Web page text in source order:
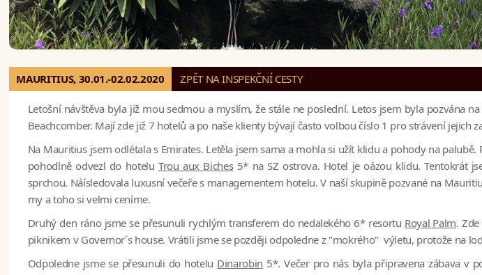
MAURITIUS, 30.01.-02.02.2020 ZPĚT NA INSPEKČNÍ CESTY
Letošní návštěva byla již mou sedmou a myslím, že stále ne poslední. Letos jsem byla
Beachcomber. Mají zde již 7 hotelů a po naše klienty bývají často volbou číslo 1 pro strávení jejich
Na Mauritius jsem odlétala s Emirates. Letěla jsem sama a mohla si užít klidu a pohody na
pohodlně odvezl do hotelu Trou aux Biches5* na SZ ostrova. Hotel je oázou klidu. Tentokrát
sprchou. Náísledovala luxusní večeře s managementem hotelu. V naší skupině pozvané na
my a toho si velmi ceníme.
Druhý den ráno jsme se přesunuli rychlým transferem do nedalekého 6* resortu Royal Palm.
piknikem v Governor´s house. Vrátili jsme se později odpoledne z "mokrého" výletu, protože na
Odpoledne jsme se přesunuli do hotelu Dinarobin 5*. Večer pro nás byla připravena zábava v